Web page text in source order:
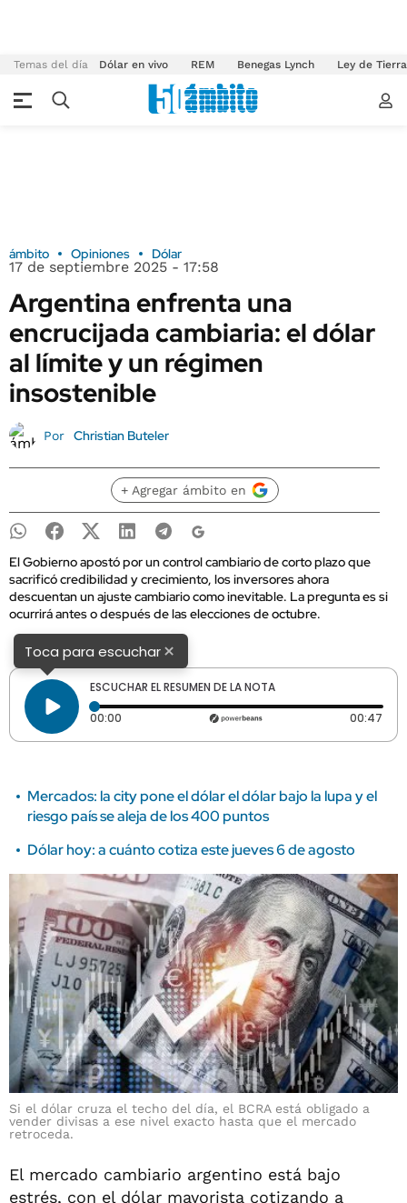
Temas del día Dólar en vivo REM Benegas Lynch Ley de
ámbito Opiniones Dólar
17 de septiembre 2025 - 17:58
Argentina enfrenta una
encrucijada cambiaria: el dólar
al límite y un régimen
insostenible
Por Christian Buteler
+ Agregar ámbito en
El Gobierno apostó por un control cambiario de corto plazo que
sacrificó credibilidad y crecimiento, los inversores ahora
descuentan un ajuste cambiario como inevitable. La pregunta es si
ocurrirá antes o después de las elecciones de octubre.
Toca para escuchar×
ESCUCHAR EL RESUMEN DE LA NOTA
00:00 Tiempo transcurrido: 0 segundos 00:47
Mercados: la city pone el dólar el dólar bajo la lupa y el
riesgo país se aleja de los 400 puntos
Dólar hoy: a cuánto cotiza este jueves 6 de agosto
Si el dólar cruza el techo del día, el BCRA está obligado a
vender divisas a ese nivel exacto hasta que el mercado
retroceda.
El mercado cambiario argentino está bajo
estrés, con el dólar mayorista cotizando a